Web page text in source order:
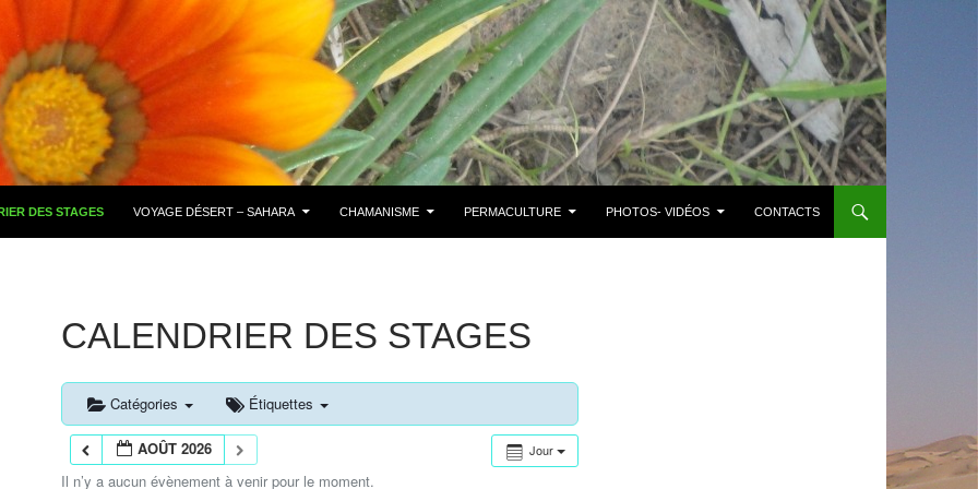
DES STAGES VOYAGE DÉSERT – SAHARA CHAMANISME PERMACULTURE PHOTOS- VIDÉOS CONTACTS
CALENDRIER DES STAGES
Catégories Étiquettes
Jour
AOÛT 2026
Il n’y a aucun évènement à venir pour le moment.